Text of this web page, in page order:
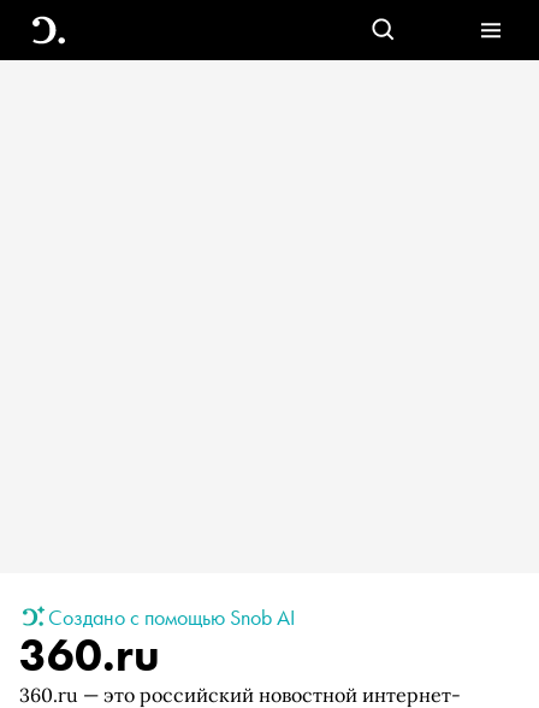
Создано с помощью Snob AI
360.ru
360.ru — это российский новостной интернет-